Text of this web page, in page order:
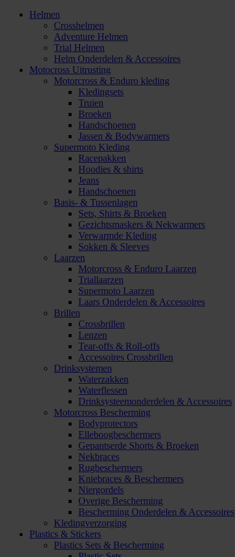
Helmen
Crosshelmen
Adventure Helmen
Trial Helmen
Helm Onderdelen & Accessoires
Motocross Uitrusting
Motorcross & Enduro kleding
Kledingsets
Truien
Broeken
Handschoenen
Jassen & Bodywarmers
Supermoto Kleding
Racepakken
Hoodies & shirts
Jeans
Handschoenen
Basis- & Tussenlagen
Sets, Shirts & Broeken
Gezichtsmaskers & Nekwarmers
Verwarmde Kleding
Sokken & Sleeves
Laarzen
Motorcross & Enduro Laarzen
Triallaarzen
Supermoto Laarzen
Laars Onderdelen & Accessoires
Brillen
Crossbrillen
Lenzen
Tear-offs & Roll-offs
Accessoires Crossbrillen
Drinksystemen
Waterzakken
Waterflessen
Drinksysteemonderdelen & Accessoires
Motorcross Bescherming
Bodyprotectors
Elleboogbeschermers
Gepantserde Shorts & Broeken
Nekbraces
Rugbeschermers
Kniebraces & Beschermers
Niergordels
Overige Bescherming
Bescherming Onderdelen & Accessoires
Kledingverzorging
Plastics & Stickers
Plastics Sets & Bescherming